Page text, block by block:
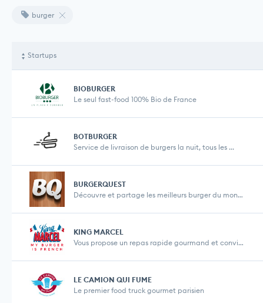
burger
Startups
BIOBURGER
Le seul fast-food 100% Bio de France
BOTBURGER
Service de livraison de burgers la nuit, tous les ...
BURGERQUEST
Découvre et partage les meilleurs burger du monde...
KING MARCEL
Vous propose un repas rapide gourmand et convivial...
LE CAMION QUI FUME
Le premier food truck gourmet parisien